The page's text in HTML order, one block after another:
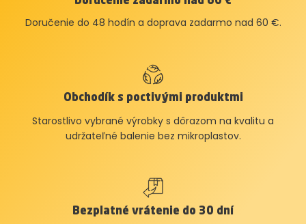
Doručenie do 48 hodín a doprava zadarmo nad 60 €.
Obchodík s poctivými produktmi
Starostlivo vybrané výrobky s dôrazom na kvalitu a
udržateľné balenie bez mikroplastov.
Bezplatné vrátenie do 30 dní